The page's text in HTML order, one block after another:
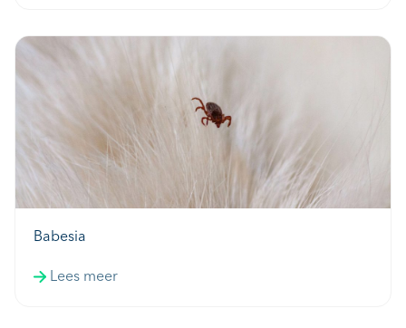
Babesia
Lees meer